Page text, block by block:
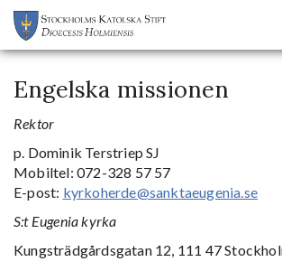
Engelska missionen
Rektor
p. Dominik Terstriep SJ
Mobiltel: 072-328 57 57
E-post: kyrkoherde@sanktaeugenia.se
S:t Eugenia kyrka
Kungsträdgårdsgatan 12, 111 47